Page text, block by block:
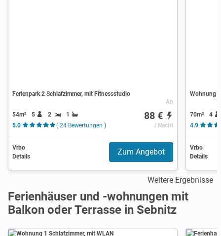
Ferienpark 2 Schlafzimmer, mit Fitnessstudio
54m² 5 2
1
5.0
( 24 Bewertungen )
Ab
88 €
/ Nacht
Vrbo
Details
Zum Angebot
Wohnung
70m²
4
4.9
Vrbo
Details
Weitere Ergebnisse
Ferienhäuser und -wohnungen mit
Balkon oder Terrasse in Sebnitz